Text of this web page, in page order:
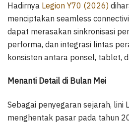
Hadirnya Legion Y70 (2026)
menciptakan seamless
dapat merasakan sinkronisasi
performa, dan integrasi lintas
konsisten antara ponsel, tablet,
Menanti Detail di Bulan Mei
Sebagai penyegaran sejarah, lini
menghentak pasar pada tahun